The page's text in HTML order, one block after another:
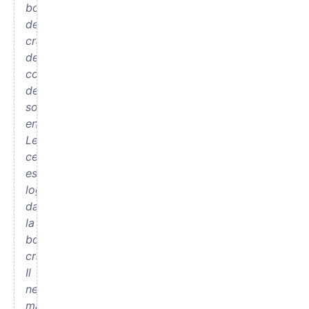
boîte
de
crayons
de
couleur
de
son
enfance.
Le
cerveau
est
logé
dans
la
boîte
crânienne.
Il
ne
mange